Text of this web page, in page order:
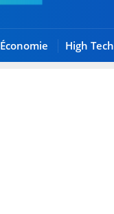
Économie High Tech